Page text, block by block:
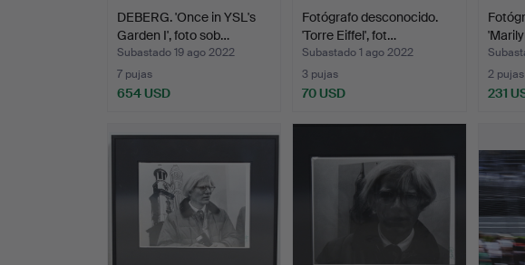
DEBERG. 'Once in YSL's
Garden I', foto sob…
Subastado 19 ago 2022
7 pujas
654 USD
Fotógrafo desconocido.
'Torre Eiffel', fot…
Subastado 1 ago 2022
3 pujas
70 USD
2 pujas
231